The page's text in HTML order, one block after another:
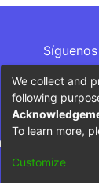
Síguenos
por parte
We collect and
following
To learn more,
Customize